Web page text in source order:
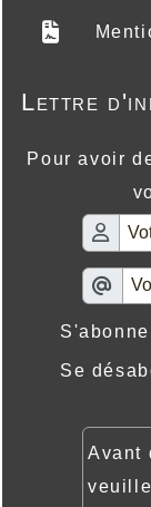
Lettre
Pour avoir
Se
Avant